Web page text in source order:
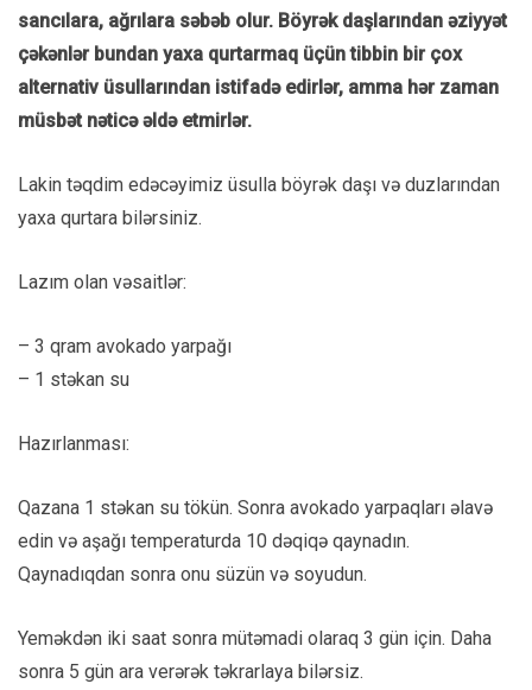
sancılara, ağrılara səbəb olur. Böyrək daşlarından əziyyət
çəkənlər bundan yaxa qurtarmaq üçün tibbin bir çox
alternativ üsullarından istifadə edirlər, amma hər zaman
müsbət nəticə əldə etmirlər.
Lakin təqdim edəcəyimiz üsulla böyrək daşı və duzlarından
yaxa qurtara bilərsiniz.
Lazım olan vəsaitlər:
– 3 qram avokado yarpağı
– 1 stəkan su
Hazırlanması:
Qazana 1 stəkan su tökün. Sonra avokado yarpaqları əlavə
edin və aşağı temperaturda 10 dəqiqə qaynadın.
Qaynadıqdan sonra onu süzün və soyudun.
Yeməkdən iki saat sonra mütəmadi olaraq 3 gün için. Daha
sonra 5 gün ara verərək təkrarlaya bilərsiz.